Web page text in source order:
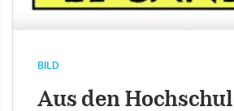
BILD
Aus den